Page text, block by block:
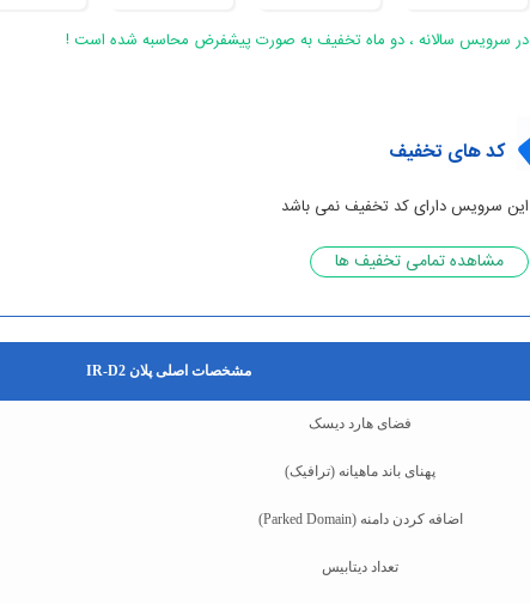
در سرویس سالانه ، دو ماه تخفیف به صورت پیشفرض محاسبه شده است !
کد های تخفیف
این سرویس دارای کد تخفیف نمی باشد
مشاهده تمامی تخفیف ها
مشخصات اصلی پلان IR-D2
فضای هارد دیسک
پهنای باند ماهیانه (ترافیک)
اضافه کردن دامنه (Parked Domain)
تعداد دیتابیس